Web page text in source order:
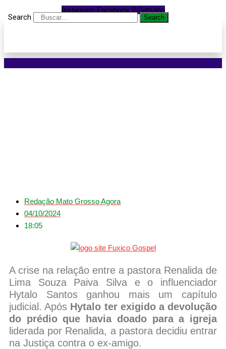
Instagram Facebook Whatsapp
Search Search
Redação Mato Grosso Agora
04/10/2024
18:05
A crise na relação entre a pastora Renalida de
Lima Souza Paiva Silva e o influenciador
Hytalo Santos ganhou mais um capítulo
judicial. Após Hytalo ter exigido a devolução
do prédio que havia doado para a igreja
liderada por Renalida, a pastora decidiu entrar
na Justiça contra o ex-amigo.